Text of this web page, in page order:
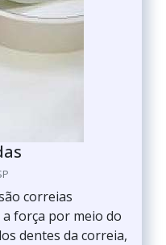
correias
força por meio do
dentes da correia,